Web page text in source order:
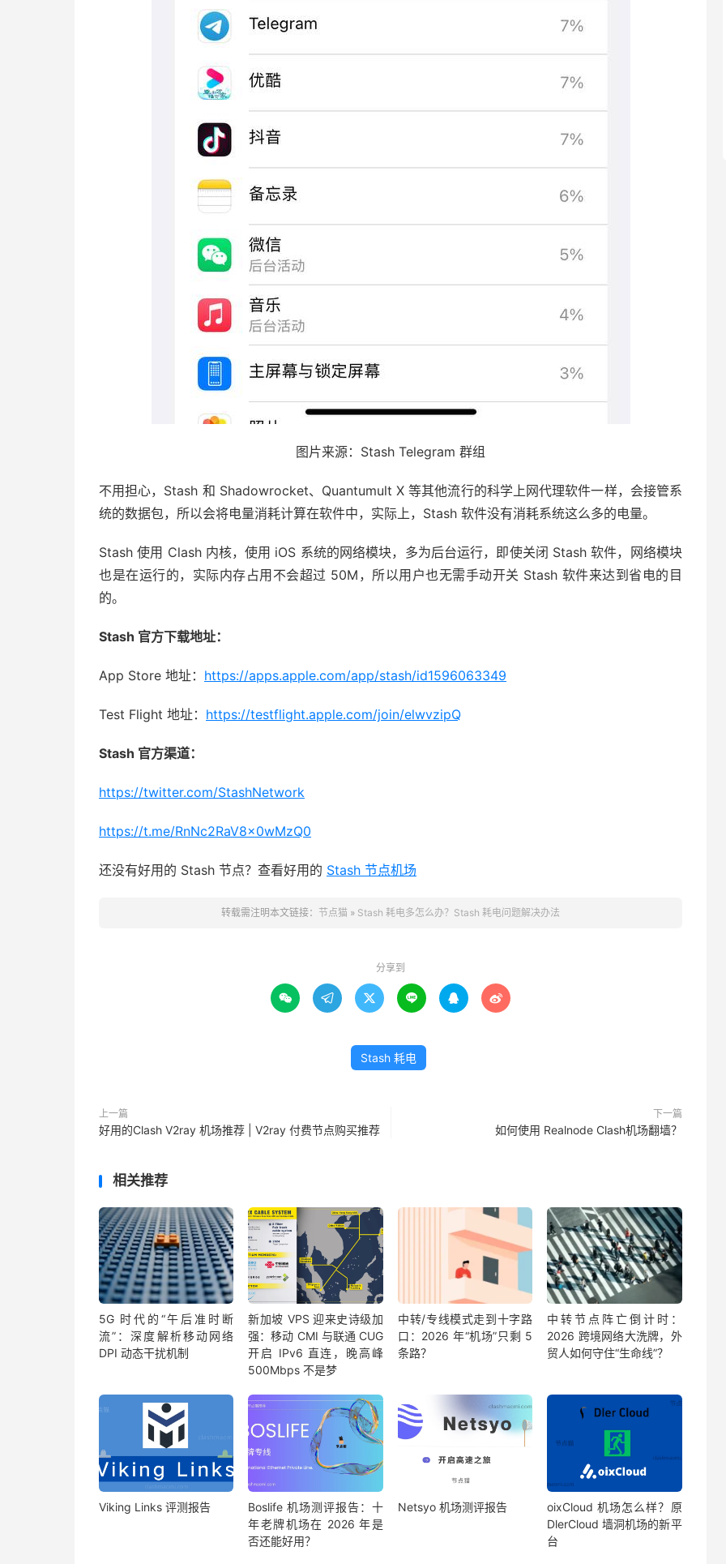
图片来源：Stash Telegram 群组
不用担心，Stash 和 Shadowrocket、Quantumult X 等其他流行的科学上网代理软件一样，会接管系
统的数据包，所以会将电量消耗计算在软件中，实际上，Stash 软件没有消耗系统这么多的电量。
Stash 使用 Clash 内核，使用 iOS 系统的网络模块，多为后台运行，即使关闭 Stash 软件，网络模块
也是在运行的，实际内存占用不会超过 50M，所以用户也无需手动开关 Stash 软件来达到省电的目
的。
Stash 官方下载地址：
App Store 地址： https://apps.apple.com/app/stash/id1596063349
Test Flight 地址： https://testflight.apple.com/join/elwvzipQ
Stash 官方渠道：
https://twitter.com/StashNetwork
https://t.me/RnNc2RaV8x0wMzQ0
还没有好用的 Stash 节点？查看好用的 Stash 节点机场
转载需注明本文链接： 节点猫 » Stash 耗电多怎么办？Stash 耗电问题解决办法
分享到
     
Stash 耗电
上一篇
好用的Clash V2ray 机场推荐 | V2ray 付费节点购买推荐
下一篇
如何使用 Realnode Clash机场翻墙？
相关推荐
5G 时代的“午后准时断
流”：深度解析移动网络
DPI 动态干扰机制
新加坡 VPS 迎来史诗级加
强：移动 CMI 与联通 CUG
开启 IPv6 直连，晚高峰
500Mbps 不是梦
中转/专线模式走到十字路
口：2026 年“机场”只剩 5
条路？
中转节点阵亡倒计时：
2026 跨境网络大洗牌，外
贸人如何守住“生命线”？
Viking Links 评测报告
Boslife 机场测评报告：十
年老牌机场在 2026 年是
否还能好用？
Netsyo 机场测评报告
oixCloud 机场怎么样？原
DlerCloud 墙洞机场的新平
台